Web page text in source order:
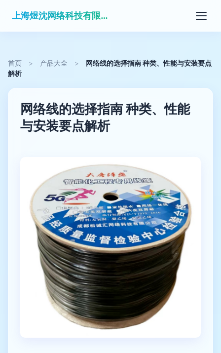
上海煜沈网络科技有限公司
首页 > 产品大全 >
网络线的选择指南 种类、性能与安装要点
解析
网络线的选择指南 种类、性能
与安装要点解析